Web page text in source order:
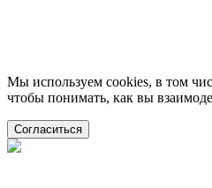
Мы используем cookies, в том
чтобы понимать, как вы
Согласиться